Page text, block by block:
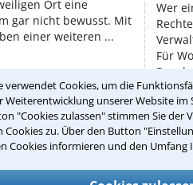
verwendet Cookies, um die
Weiterentwicklung unserer Website
"Cookies zulassen" stimmen Sie
Cookies zu. Über den Button
Cookies informieren und den
Ort eine
gar nicht bewusst. Mit
einer weiteren ...
Wer
Für
Teste Dein